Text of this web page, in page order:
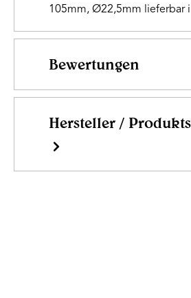
105mm, Ø22,5mm lieferbar
Bewertungen
Hersteller /